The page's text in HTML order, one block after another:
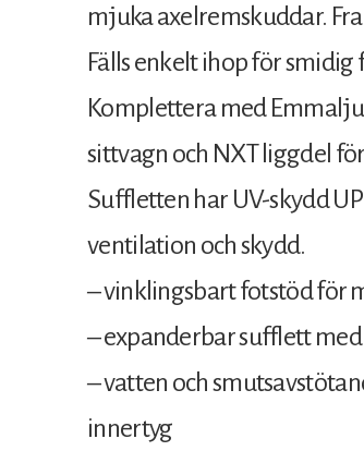
mjuka axelremskuddar.
Fälls enkelt ihop för
Komplettera med
sittvagn och NXT liggdel
Suffletten har UV-skydd
ventilation och skydd.
– vinklingsbart fotstöd för
– expanderbar sufflett
– vatten och
innertyg